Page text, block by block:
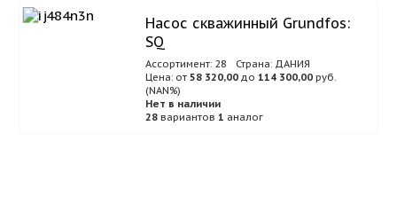
Насос скважинный Grundfos:
SQ
Ассортимент: 28
Страна: ДАНИЯ
Цена: от 58 320,00 до 114 300,00 руб.
(NAN%)
Нет в наличии
28 вариантов 1 аналог